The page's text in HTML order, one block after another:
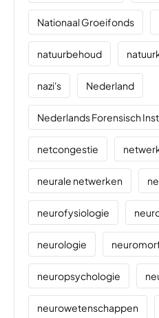
Nationaal Groeifonds
natuurbehoud
nazi's Nederland
Nederlands Forensisch
netcongestie
neurale netwerken
neurofysiologie
neurologie
neuropsychologie
neurowetenschappen